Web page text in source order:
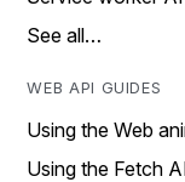
See all…
WEB API GUIDES
Using the Web
Using the Fetch